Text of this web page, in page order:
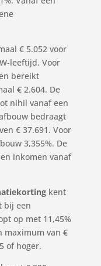
€ 5.052 voor
leeftijd. Voor
bereikt
€ 2.604. De
nihil vanaf een
bedraagt
€ 37.691. Voor
3,355%. De
inkomen vanaf
kent
bij een
op met 11,45%
maximum van €
of hoger.